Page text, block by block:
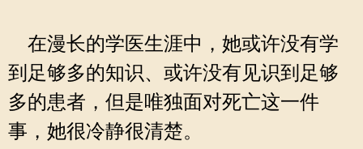
在漫长的学医生涯中，她或许没有学
到足够多的知识、或许没有见识到足够
多的患者，但是唯独面对死亡这一件
事，她很冷静很清楚。